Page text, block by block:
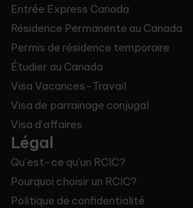
Entrée Express Canada
Résidence Permanente au Canada
Permis de résidence temporaire
Étudier au Canada
Visa Vacances-Travail
Visa de parrainage conjugal
Visa d’affaires
Légal
Qu’est-ce qu’un RCIC?
Pourquoi choisir un RCIC?
Politique de confidentialité